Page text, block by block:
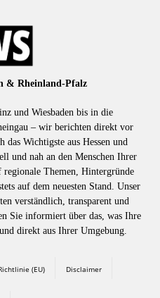
& Rheinland-Pfalz
und Wiesbaden bis in die
– wir berichten direkt vor
Wichtigste aus Hessen und
und nah an den Menschen Ihrer
Themen, Hintergründe
auf dem neuesten Stand. Unser
verständlich, transparent und
Sie informiert über das, was Ihre
direkt aus Ihrer Umgebung.
(EU) Disclaimer